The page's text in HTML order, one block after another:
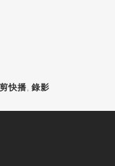
快播 錄影